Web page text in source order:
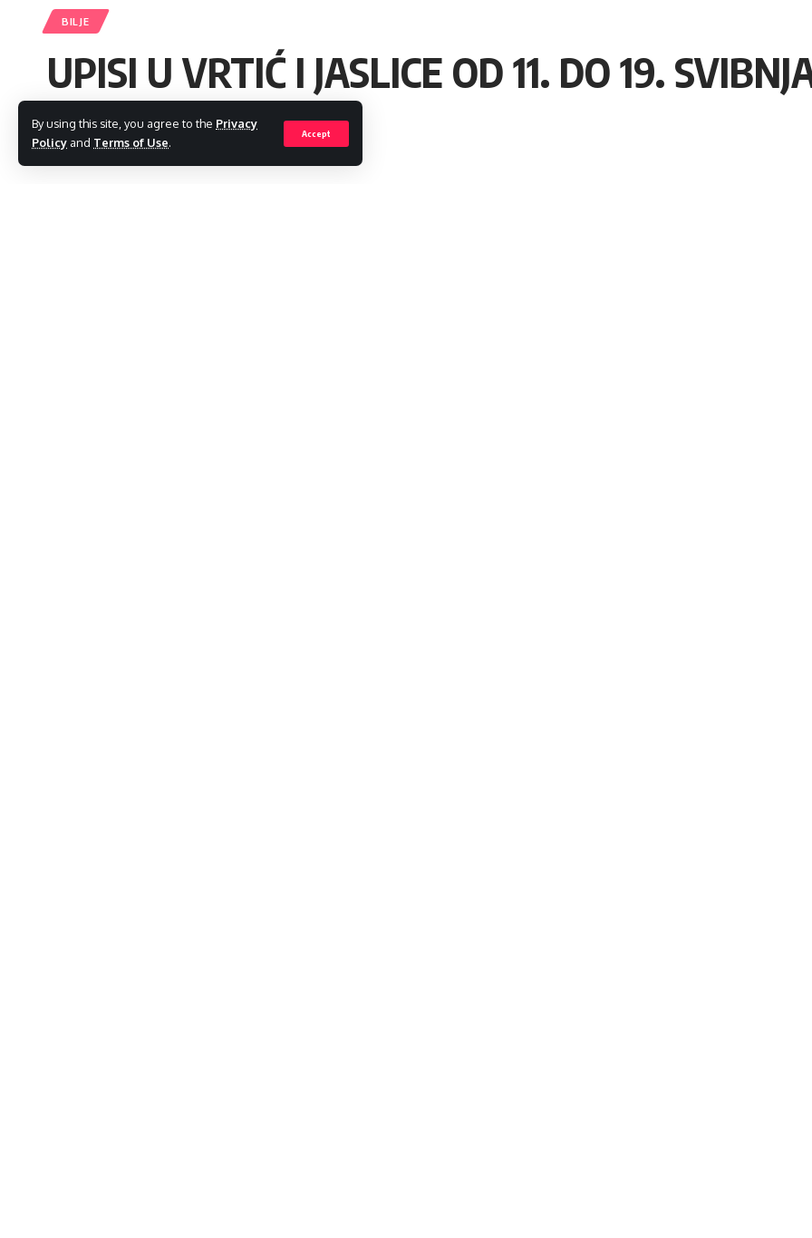
By using this site, you agree to the Privacy
Policy and Terms of Use.
Accept
BILJE
UPISI U VRTIĆ I JASLICE OD 11. DO 19.
Last updated: 2023/05/02 at 7:32 AM
admin